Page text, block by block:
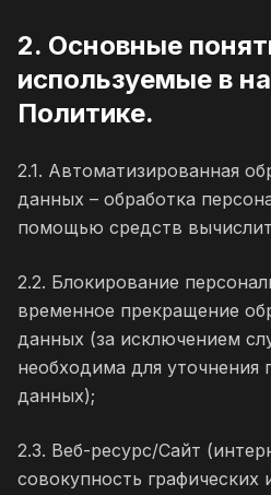
2. Основные
используемые в
Политике.
2.1. Автоматизированная
данных – обработка
помощью средств
2.2. Блокирование
временное прекращение
данных (за исключением
необходима для уточнения
данных);
2.3. Веб-ресурс/Сайт
совокупность